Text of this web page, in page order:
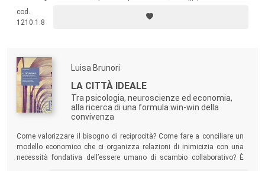
del DSM.
cod.
1210.1.8
Luisa Brunori
LA CITTÀ IDEALE
Tra psicologia, neuroscienze ed economia,
alla ricerca di una formula win-win della
convivenza
Come valorizzare il bisogno di reciprocità? Come fare a conciliare un
modello economico che ci organizza relazioni di inimicizia con una
necessità fondativa dell’essere umano di scambio collaborativo? È